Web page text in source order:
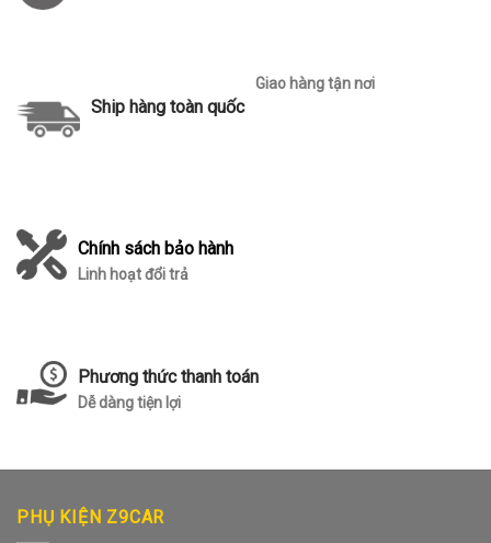
Ship hàng toàn quốc
Giao hàng tận nơi
Chính sách bảo hành
Linh hoạt đổi trả
Phương thức thanh toán
Dễ dàng tiện lợi
PHỤ KIỆN Z9CAR